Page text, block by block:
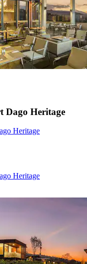
Dago Heritage
Heritage
Heritage